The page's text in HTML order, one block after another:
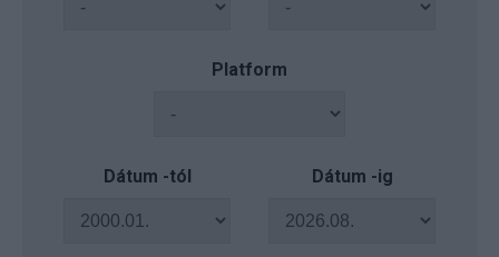
Platform
Dátum -tól Dátum -ig